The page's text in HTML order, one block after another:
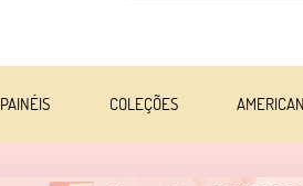
PAINÉIS COLEÇÕES